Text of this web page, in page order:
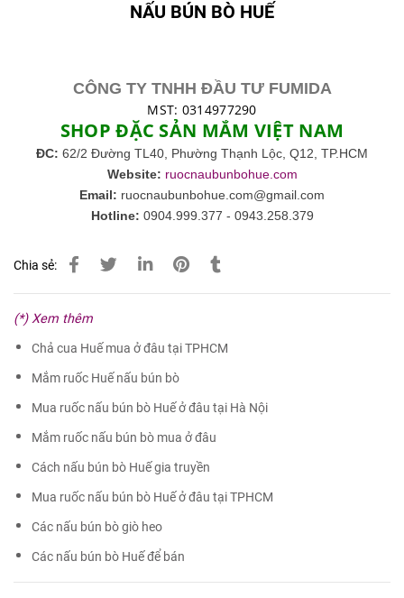
NẤU BÚN BÒ HUẾ
CÔNG TY TNHH ĐẦU TƯ FUMIDA
MST: 0314977290
SHOP ĐẶC SẢN MẮM VIỆT NAM
ĐC: 62/2 Đường TL40, Phường Thạnh Lộc, Q12, TP.HCM
Website: ruocnaubunbohue.com
Email: ruocnaubunbohue.com@gmail.com
Hotline: 0904.999.377 - 0943.258.379
Chia sẻ:
(*) Xem thêm
Chả cua Huế mua ở đâu tại TPHCM
Mắm ruốc Huế nấu bún bò
Mua ruốc nấu bún bò Huế ở đâu tại Hà Nội
Mắm ruốc nấu bún bò mua ở đâu
Cách nấu bún bò Huế gia truyền
Mua ruốc nấu bún bò Huế ở đâu tại TPHCM
Các nấu bún bò giò heo
Các nấu bún bò Huế để bán